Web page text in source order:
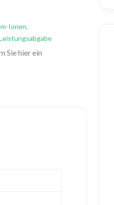
Ionen,
Sie hier ein